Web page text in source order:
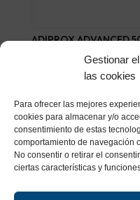
Gestionar
las cookies
Para ofrecer las mejores
cookies para almacenar y/o
consentimiento de estas
comportamiento de navegación
No consentir o retirar el
ciertas características y
ADIPROX ADVANCED
Añadir al carrito